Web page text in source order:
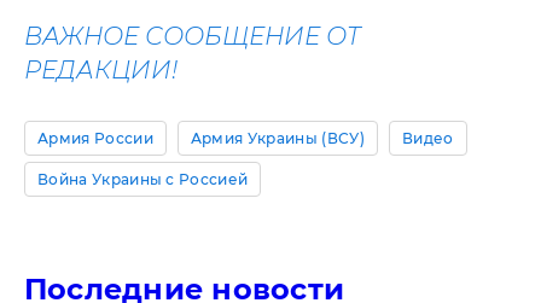
ВАЖНОЕ СООБЩЕНИЕ ОТ
РЕДАКЦИИ!
Армия России Армия Украины (ВСУ) Видео
Война Украины с Россией
Последние новости